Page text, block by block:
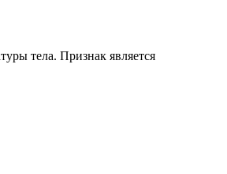
тела. Признак является